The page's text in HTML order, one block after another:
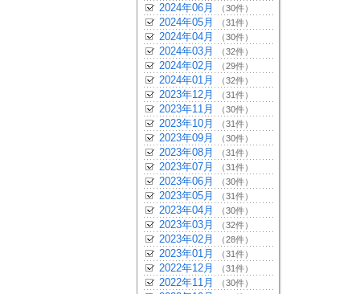
2024年06月 （30件）
2024年05月 （31件）
2024年04月 （30件）
2024年03月 （32件）
2024年02月 （29件）
2024年01月 （32件）
2023年12月 （31件）
2023年11月 （30件）
2023年10月 （31件）
2023年09月 （30件）
2023年08月 （31件）
2023年07月 （31件）
2023年06月 （30件）
2023年05月 （31件）
2023年04月 （30件）
2023年03月 （32件）
2023年02月 （28件）
2023年01月 （31件）
2022年12月 （31件）
2022年11月 （30件）